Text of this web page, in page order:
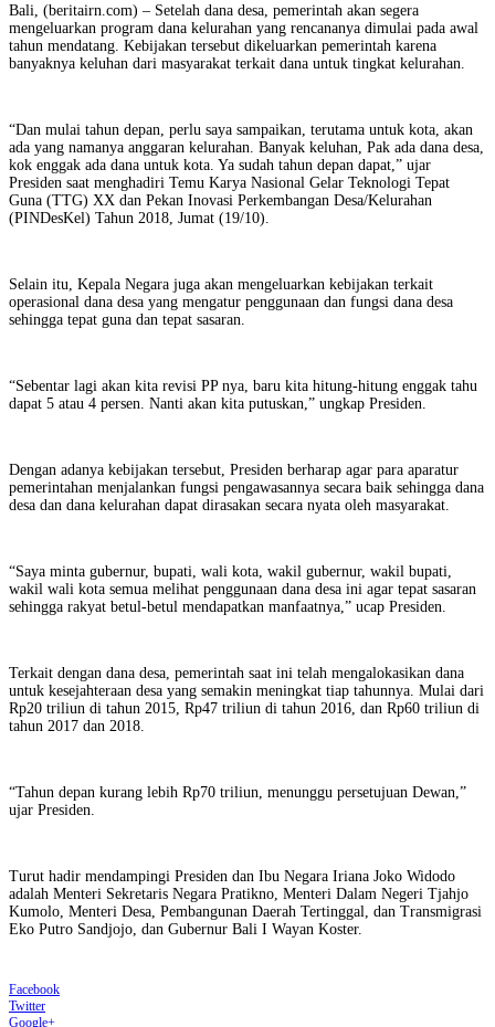
Bali, (beritairn.com) – Setelah dana desa, pemerintah akan segera
mengeluarkan program dana kelurahan yang rencananya dimulai pada awal
tahun mendatang. Kebijakan tersebut dikeluarkan pemerintah karena
banyaknya keluhan dari masyarakat terkait dana untuk tingkat kelurahan.
“Dan mulai tahun depan, perlu saya sampaikan, terutama untuk kota, akan
ada yang namanya anggaran kelurahan. Banyak keluhan, Pak ada dana desa,
kok enggak ada dana untuk kota. Ya sudah tahun depan dapat,” ujar
Presiden saat menghadiri Temu Karya Nasional Gelar Teknologi Tepat
Guna (TTG) XX dan Pekan Inovasi Perkembangan Desa/Kelurahan
(PINDesKel) Tahun 2018, Jumat (19/10).
Selain itu, Kepala Negara juga akan mengeluarkan kebijakan terkait
operasional dana desa yang mengatur penggunaan dan fungsi dana desa
sehingga tepat guna dan tepat sasaran.
“Sebentar lagi akan kita revisi PP nya, baru kita hitung-hitung enggak tahu
dapat 5 atau 4 persen. Nanti akan kita putuskan,” ungkap Presiden.
Dengan adanya kebijakan tersebut, Presiden berharap agar para aparatur
pemerintahan menjalankan fungsi pengawasannya secara baik sehingga dana
desa dan dana kelurahan dapat dirasakan secara nyata oleh masyarakat.
“Saya minta gubernur, bupati, wali kota, wakil gubernur, wakil bupati,
wakil wali kota semua melihat penggunaan dana desa ini agar tepat sasaran
sehingga rakyat betul-betul mendapatkan manfaatnya,” ucap Presiden.
Terkait dengan dana desa, pemerintah saat ini telah mengalokasikan dana
untuk kesejahteraan desa yang semakin meningkat tiap tahunnya. Mulai dari
Rp20 triliun di tahun 2015, Rp47 triliun di tahun 2016, dan Rp60 triliun di
tahun 2017 dan 2018.
“Tahun depan kurang lebih Rp70 triliun, menunggu persetujuan Dewan,”
ujar Presiden.
Turut hadir mendampingi Presiden dan Ibu Negara Iriana Joko Widodo
adalah Menteri Sekretaris Negara Pratikno, Menteri Dalam Negeri Tjahjo
Kumolo, Menteri Desa, Pembangunan Daerah Tertinggal, dan Transmigrasi
Eko Putro Sandjojo, dan Gubernur Bali I Wayan Koster.
Facebook
Twitter
Google+